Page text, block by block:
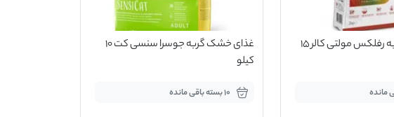
غذای خشک گربه رفلکس مولتی کالر 15
غذای خشک گربه جوسرا سنسی کت 10
کیلو
10 بسته باقی مانده